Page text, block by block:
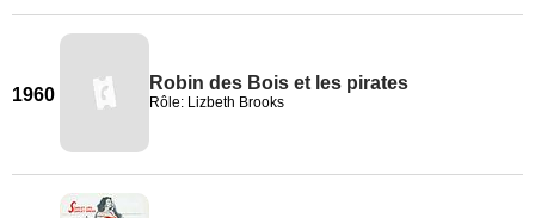
1960
Robin des Bois et les pirates
Rôle: Lizbeth Brooks